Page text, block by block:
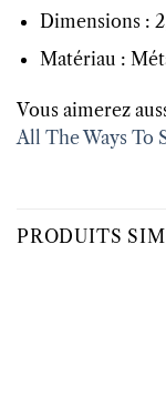
Dimensions :
Matériau :
Vous aimerez
All The Ways To
PRODUITS